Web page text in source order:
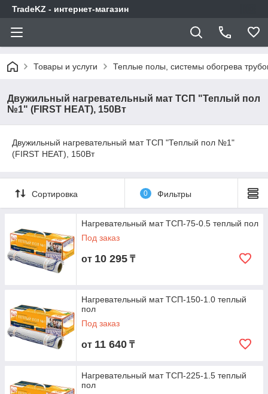
TradeKZ - интернет-магазин
Товары и услуги Теплые полы, системы обогрева
Двужильный нагревательный мат ТСП "Теплый пол
№1" (FIRST HEAT), 150Вт
Двужильный нагревательный мат ТСП "Теплый пол №1"
(FIRST HEAT), 150Вт
Сортировка 0 Фильтры
Нагревательный мат ТСП-75-0.5 теплый пол
Под заказ
от 10 295 ₸
Нагревательный мат ТСП-150-1.0 теплый
пол
Под заказ
от 11 640 ₸
Нагревательный мат ТСП-225-1.5 теплый
пол